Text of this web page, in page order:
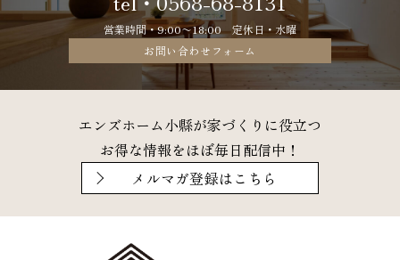
営業時間・9:00〜18:00 定休日・水曜
お問い合わせフォーム
エンズホーム小縣が家づくりに役立つ
お得な情報をほぼ毎日配信中！
メルマガ登録はこちら